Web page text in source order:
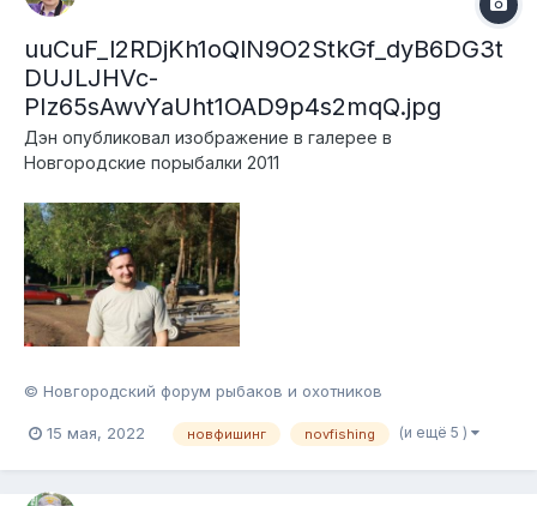
uuCuF_l2RDjKh1oQlN9O2StkGf_dyB6DG3t
DUJLJHVc-
PIz65sAwvYaUht1OAD9p4s2mqQ.jpg
Дэн опубликовал изображение в галерее в
Новгородские порыбалки 2011
© Новгородский форум рыбаков и охотников
15 мая, 2022 новфишинг novfishing (и ещё 5 )